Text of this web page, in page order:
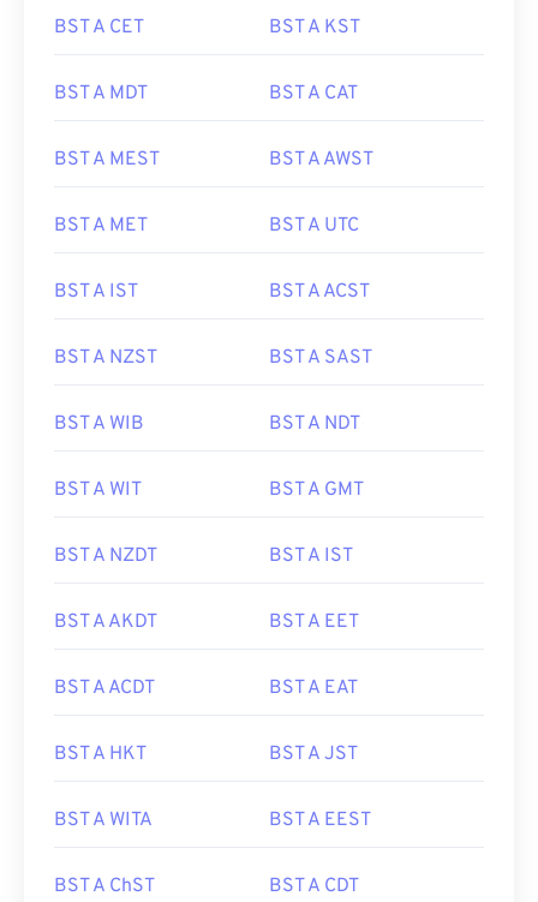
BST A CET BST A KST
BST A MDT BST A CAT
BST A MEST BST A AWST
BST A MET BST A UTC
BST A IST BST A ACST
BST A NZST BST A SAST
BST A WIB BST A NDT
BST A WIT BST A GMT
BST A NZDT BST A IST
BST A AKDT BST A EET
BST A ACDT BST A EAT
BST A HKT BST A JST
BST A WITA BST A EEST
BST A ChST BST A CDT